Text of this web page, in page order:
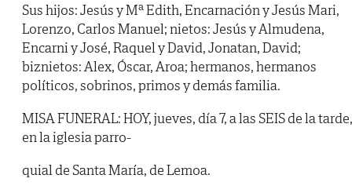
Sus hijos: Jesús y Mª Edith, Encarnación y Jesús Mari,
Lorenzo, Carlos Manuel; nietos: Jesús y Almudena,
Encarni y José, Raquel y David, Jonatan, David;
biznietos: Alex, Óscar, Aroa; hermanos, hermanos
políticos, sobrinos, primos y demás familia.
MISA FUNERAL: HOY, jueves, día 7, a las SEIS de la tarde,
en la iglesia parro-
quial de Santa María, de Lemoa.